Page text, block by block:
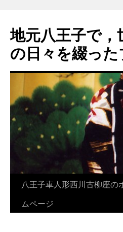
地元八王子で
の日々を綴った
八王子車人形西川古柳座の
ムページ